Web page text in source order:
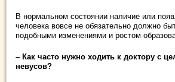
В нормальном состоянии наличие или
человека вовсе не обязательно должно
подобными изменениями и ростом
– Как часто нужно ходить к доктору с
невусов?